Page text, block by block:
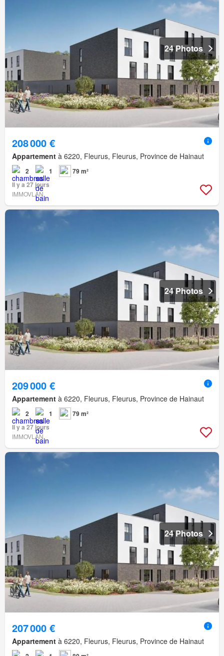
24 Photos
208 000 €
Appartement à 6220, Fleurus, Fleurus, Province de Hainaut
2 1
79 m²
Il y a 27 jours
IMMOVLAN
24 Photos
209 000 €
Appartement à 6220, Fleurus, Fleurus, Province de Hainaut
2 1
79 m²
Il y a 27 jours
IMMOVLAN
24 Photos
207 000 €
Appartement à 6220, Fleurus, Fleurus, Province de Hainaut